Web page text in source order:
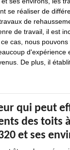
se réaliser de
de
de travail, il est
cas, nous
d'expérience
De plus, il
qui peut
des toits
et ses